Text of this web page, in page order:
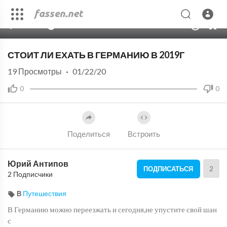
СТОИТ ЛИ ЕХАТЬ В ГЕРМАНИЮ В 2019Г
0 0
19 Просмотры · 01/22/20
Поделиться Встроить
Юрий Антипов
2 Подписчики
ПОДПИСАТЬСЯ 2
В Путешествия
В Германию можно переезжать и сегодня,не упустите свой шан
с